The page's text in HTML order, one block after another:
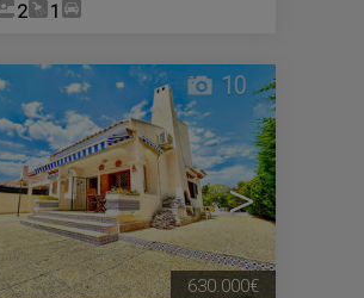
2 1
>
10
630.000€